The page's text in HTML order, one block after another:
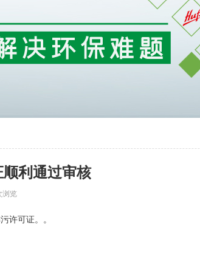
利通过审核
浏览
许可证。。